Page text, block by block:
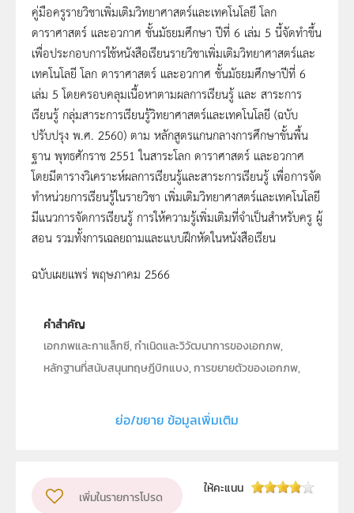
คู่มือครูรายวิชาเพิ่มเติมวิทยาศาสตร์และเทคโนโลยี โลก
ดาราศาสตร์ และอวกาศ ชั้นมัธยมศึกษา ปีที่ 6 เล่ม 5 นี้จัดทำขึ้น
เพื่อประกอบการใช้หนังสือเรียนรายวิชาเพิ่มเติมวิทยาศาสตร์และ
เทคโนโลยี โลก ดาราศาสตร์ และอวกาศ ชั้นมัธยมศึกษาปีที่ 6
เล่ม 5 โดยครอบคลุมเนื้อหาตามผลการเรียนรู้ และ สาระการ
เรียนรู้ กลุ่มสาระการเรียนรู้วิทยาศาสตร์และเทคโนโลยี (ฉบับ
ปรับปรุง พ.ศ. 2560) ตาม หลักสูตรแกนกลางการศึกษาขั้นพื้น
ฐาน พุทธศักราช 2551 ในสาระโลก ดาราศาสตร์ และอวกาศ
โดยมีตารางวิเคราะห์ผลการเรียนรู้และสาระการเรียนรู้ เพื่อการจัด
ทำหน่วยการเรียนรู้ในรายวิชา เพิ่มเติมวิทยาศาสตร์และเทคโนโลยี
มีแนวการจัดการเรียนรู้ การให้ความรู้เพิ่มเติมที่จำเป็นสำหรับครู ผู้
สอน รวมทั้งการเฉลยถามและแบบฝึกหัดในหนังสือเรียน
ฉบับเผยแพร่ พฤษภาคม 2566
คำสำคัญ
เอกภพและกาแล็กซี, กำเนิดและวิวัฒนาการของเอกภพ,
หลักฐานที่สนับสนุนทฤษฎีบิกแบง, การขยายตัวของเอกภพ,
เผือก, ดาวฤกษ์, สมบัติของดาวฤกษ์, กำเนิดและวิวัฒนาการ
ปรากฏการณ์บนดวงอาทิตย์, เทคโนโลยีอวกาศและการ
ประยุกต์ใช้, เทคโนโลยีอวกาศกับการสำรวจอวกาศ,
ย่อ/ขยาย ข้อมูลเพิ่มเติม
เพิ่มในรายการโปรด
ให้คะแนน